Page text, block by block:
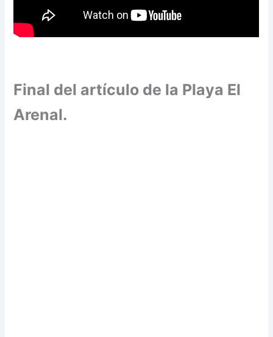
Final del artículo de la Playa El
Arenal.